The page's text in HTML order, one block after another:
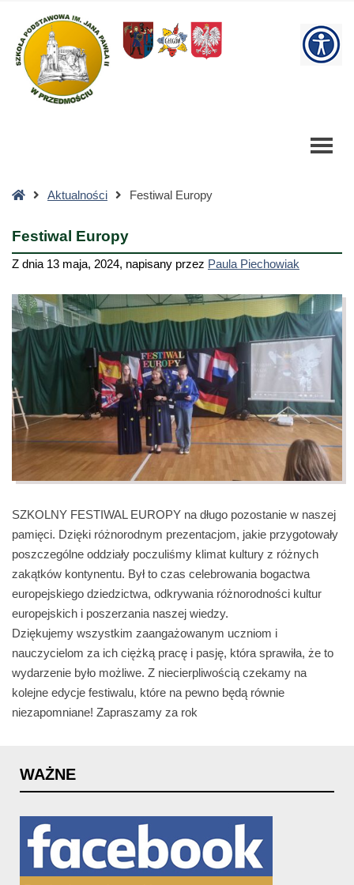
Europy
Szkoła
Podstawowa
StronaAktualności Festiwal Europy
Festiwal Europy
Z dnia 13 maja, 2024, napisany przez Paula Piechowiak
SZKOLNY FESTIWAL EUROPY na długo pozostanie w naszej
pamięci. Dzięki różnorodnym prezentacjom, jakie przygotowały
poszczególne oddziały poczuliśmy klimat kultury z różnych
zakątków kontynentu. Był to czas celebrowania bogactwa
europejskiego dziedzictwa, odkrywania różnorodności kultur
europejskich i poszerzania naszej wiedzy.
Dziękujemy wszystkim zaangażowanym uczniom i
nauczycielom za ich ciężką pracę i pasję, która sprawiła, że to
wydarzenie było możliwe. Z niecierpliwością czekamy na
kolejne edycje festiwalu, które na pewno będą równie
niezapomniane! Zapraszamy za rok
WAŻNE